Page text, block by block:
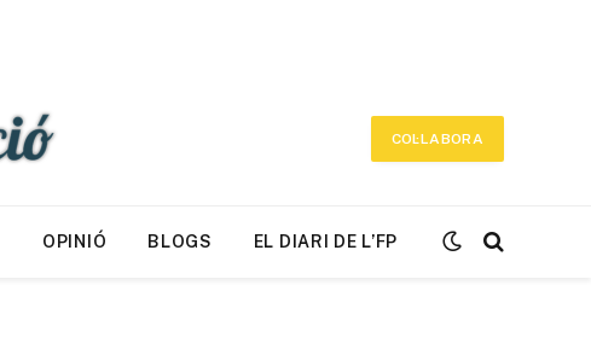
COL·LABORA
OPINIÓ BLOGS EL DIARI DE L’FP